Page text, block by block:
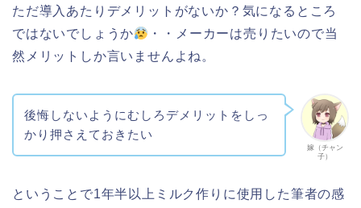
ただ導入あたりデメリットがないか？気になるところ
ではないでしょうか
・・メーカーは売りたいので当
然メリットしか言いませんよね。
嫁（チャン
子）
後悔しないようにむしろデメリットをしっ
かり押さえておきたい
ということで1年半以上ミルク作りに使用した筆者の感